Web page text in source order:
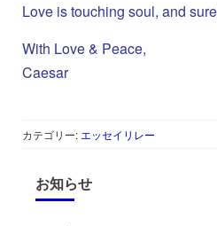
Love is touching soul, and
With Love & Peace,
Caesar
カテゴリー: エッセイリレー
お知らせ